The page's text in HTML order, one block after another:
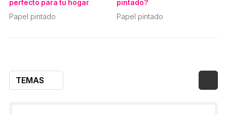
TEMAS
perfecto para tu hogar
Papel pintado
pintado?
Papel pintado